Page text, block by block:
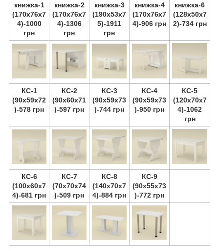
книжка-1
(170х76х7
4)-1000
грн
книжка-2
(170х76х7
4)-1306
грн
книжка-3
(190х53х7
5)-1911
грн
книжка-4
(170х76х7
4)-906 грн
книжка-6
(128х50х7
2)-734 грн
КС-1
(90х59х72
)-578 грн
КС-2
(90х60х71
)-597 грн
КС-3
(90х59х73
)-744 грн
КС-4
(90х59х73
)-950 грн
КС-5
(120х70х7
4)-1062
грн
КС-6
(100х60х7
4)-681 грн
КС-7
(70х70х74
)-509 грн
КС-8
(140х70х7
4)-884 грн
КС-9
(90х55х73
)-772 грн